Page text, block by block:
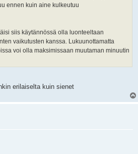
ennen kuin aine kulkeutuu
siis käytännössä olla luonteeltaan
vaikutusten kanssa. Lukuunottamatta
voi olla maksimissaan muutaman minuutin
erilaiselta kuin sienet